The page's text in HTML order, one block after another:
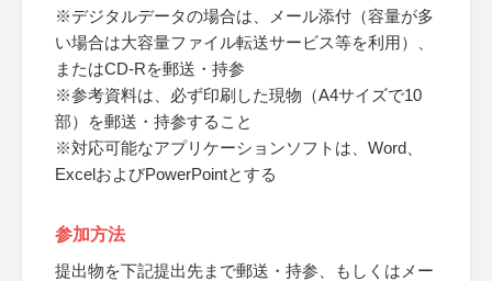
※デジタルデータの場合は、メール添付（容量が多
い場合は大容量ファイル転送サービス等を利用）、
またはCD-Rを郵送・持参
※参考資料は、必ず印刷した現物（A4サイズで10
部）を郵送・持参すること
※対応可能なアプリケーションソフトは、Word、
ExcelおよびPowerPointとする
参加方法
提出物を下記提出先まで郵送・持参、もしくはメー